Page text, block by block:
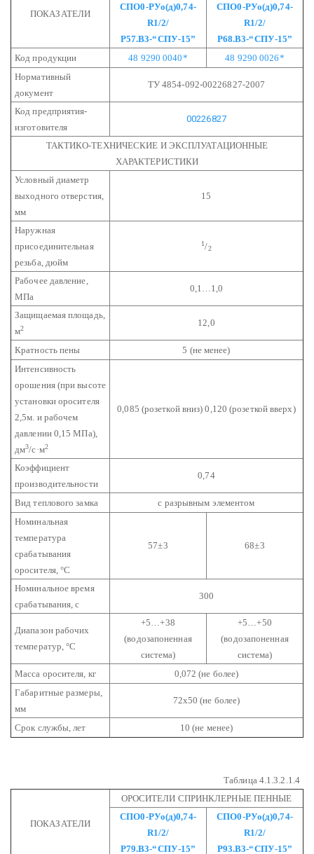
ПОКАЗАТЕЛИ
СПО0-РУо(д)0,74-
R1/2/
Р57.В3-“СПУ-15”
СПО0-РУо(д)0,74-
R1/2/
Р68.В3-“СПУ-15”
Код продукции
48 9290 0040*
48 9290 0026*
Нормативный
документ
ТУ 4854-092-00226827-2007
Код предприятия-
изготовителя
00226827
ТАКТИКО-ТЕХНИЧЕСКИЕ И ЭКСПЛУАТАЦИОННЫЕ
ХАРАКТЕРИСТИКИ
Условный диаметр
выходного отверстия,
мм
15
Наружная
присоединительная
резьба, дюйм
1 /2
Рабочее давление,
МПа
0,1…1,0
Защищаемая площадь,
м2
12,0
Кратность пены
5 (не менее)
Интенсивность
орошения (при высоте
установки оросителя
2,5м. и рабочем
давлении 0,15 МПа),
дм3/с·м2
0,085 (розеткой вниз) 0,120 (розеткой вверх)
Коэффициент
производительности
0,74
Вид теплового замка
с разрывным элементом
Номинальная
температура
срабатывания
оросителя, °С
57±3 68±3
Номинальное время
срабатывания, с
300
Диапазон рабочих
температур, °С
+5…+38
(водозапоненная
система)
+5…+50
(водозапоненная
система)
Масса оросителя, кг
0,072 (не более)
Габаритные размеры,
мм
72х50 (не более)
Срок службы, лет 10 (не менее)
Таблица 4.1.3.2.1.4
ПОКАЗАТЕЛИ
ОРОСИТЕЛИ СПРИНКЛЕРНЫЕ ПЕННЫЕ
СПО0-РУо(д)0,74-
R1/2/
Р79.В3-“СПУ-15”
СПО0-РУо(д)0,74-
R1/2/
Р93.В3-“СПУ-15”